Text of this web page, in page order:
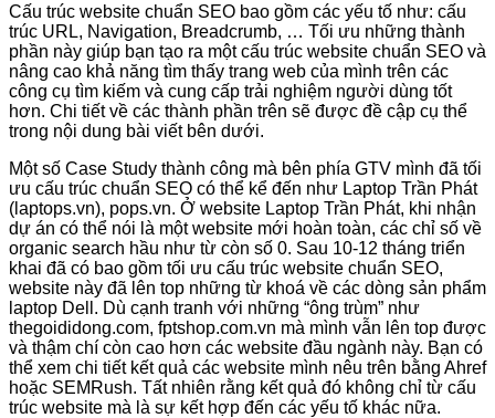
Cấu trúc website chuẩn SEO bao gồm các yếu tố như: cấu
trúc URL, Navigation, Breadcrumb, … Tối ưu những thành
phần này giúp bạn tạo ra một cấu trúc website chuẩn SEO và
nâng cao khả năng tìm thấy trang web của mình trên các
công cụ tìm kiếm và cung cấp trải nghiệm người dùng tốt
hơn. Chi tiết về các thành phần trên sẽ được đề cập cụ thể
trong nội dung bài viết bên dưới.
Một số Case Study thành công mà bên phía GTV mình đã tối
ưu cấu trúc chuẩn SEO có thể kể đến như Laptop Trần Phát
(laptops.vn), pops.vn. Ở website Laptop Trần Phát, khi nhận
dự án có thể nói là một website mới hoàn toàn, các chỉ số về
organic search hầu như từ còn số 0. Sau 10-12 tháng triển
khai đã có bao gồm tối ưu cấu trúc website chuẩn SEO,
website này đã lên top những từ khoá về các dòng sản phẩm
laptop Dell. Dù cạnh tranh với những “ông trùm” như
thegoididong.com, fptshop.com.vn mà mình vẫn lên top được
và thậm chí còn cao hơn các website đầu ngành này. Bạn có
thể xem chi tiết kết quả các website mình nêu trên bằng Ahref
hoặc SEMRush. Tất nhiên rằng kết quả đó không chỉ từ cấu
trúc website mà là sự kết hợp đến các yếu tố khác nữa.